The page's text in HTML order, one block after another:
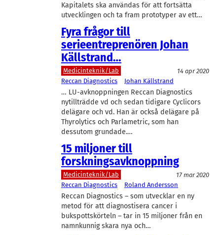
Kapitalets ska användas för att fortsätta
utvecklingen och ta fram prototyper av ett…
Fyra frågor till
serieentreprenören Johan
Källstrand…
Medicinteknik/Lab
14 apr 2020
Reccan Diagnostics
Johan Källstrand
… LU-avknoppningen Reccan Diagnostics
nytillträdde vd och sedan tidigare Cyclicors
delägare och vd. Han är också delägare på
Thyrolytics och Parlametric, som han
dessutom grundade.…
15 miljoner till
forskningsavknoppning
Medicinteknik/Lab
17 mar 2020
Reccan Diagnostics
Roland Andersson
Reccan Diagnostics – som utvecklar en ny
metod för att diagnostisera cancer i
bukspottskörteln – tar in 15 miljoner från en
namnkunnig skara nya och…